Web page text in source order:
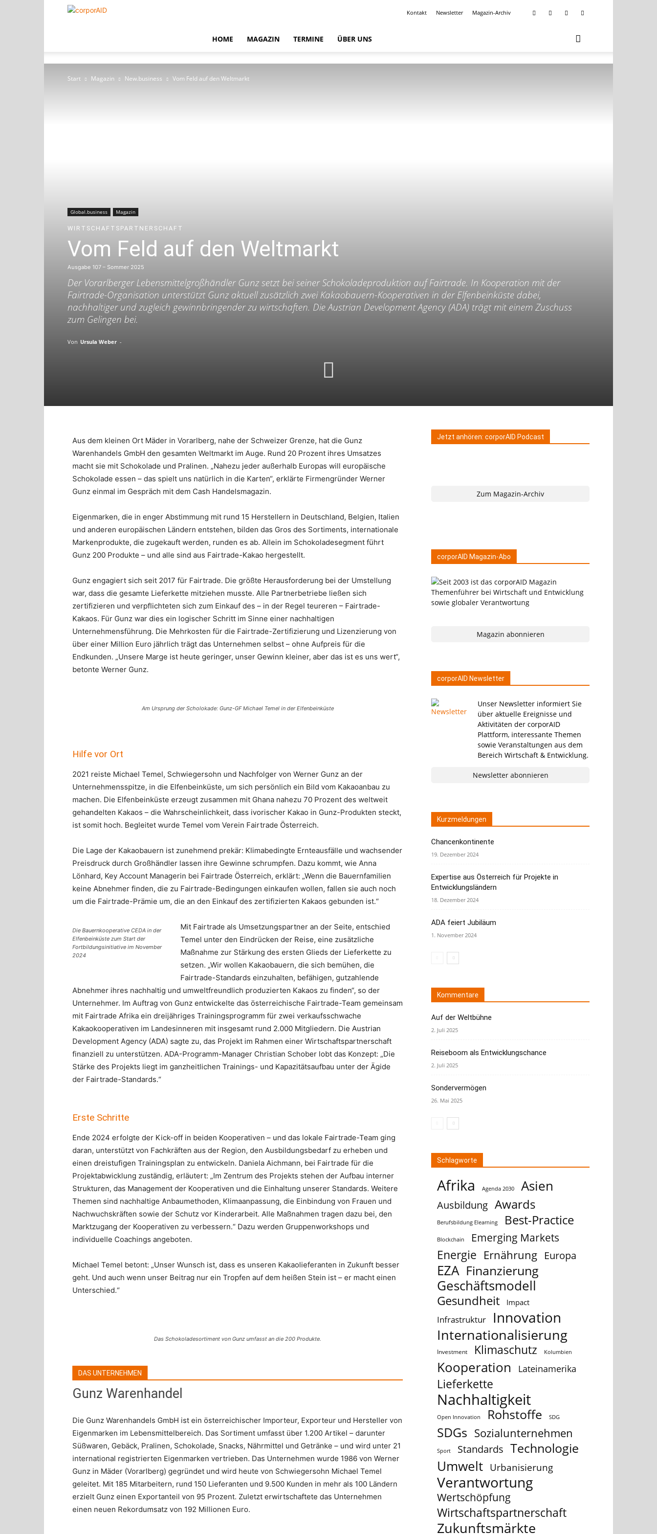
corporAID
Kontakt Newsletter Magazin-Archiv
HOME MAGAZIN TERMINE ÜBER UNS
Start Magazin New.business Vom Feld auf den Weltmarkt
Global.business Magazin
WIRTSCHAFTSPARTNERSCHAFT
Vom Feld auf den Weltmarkt
Ausgabe 107 – Sommer 2025
Der Vorarlberger Lebensmittelgroßhändler Gunz setzt bei seiner Schokoladeproduktion auf Fairtrade. In Kooperation mit der
Fairtrade-Organisation unterstützt Gunz aktuell zusätzlich zwei Kakaobauern-Kooperativen in der Elfenbeinküste dabei,
nachhaltiger und zugleich gewinnbringender zu wirtschaften. Die Austrian Development Agency (ADA) trägt mit einem Zuschuss
zum Gelingen bei.
Von Ursula Weber -
Aus dem kleinen Ort Mäder in Vorarlberg, nahe der Schweizer Grenze, hat die Gunz
Warenhandels GmbH den gesamten Weltmarkt im Auge. Rund 20 Prozent ihres Umsatzes
macht sie mit Schokolade und Pralinen. „Nahezu jeder außerhalb Europas will europäische
Schokolade essen – das spielt uns natürlich in die Karten“, erklärte Firmengründer Werner
Gunz einmal im Gespräch mit dem Cash Handelsmagazin.
Eigenmarken, die in enger Abstimmung mit rund 15 Herstellern in Deutschland, Belgien, Italien
und anderen europäischen Ländern entstehen, bilden das Gros des Sortiments, internationale
Markenprodukte, die zugekauft werden, runden es ab. Allein im Schokoladesegment führt
Gunz 200 Produkte – und alle sind aus Fairtrade-Kakao hergestellt.
Gunz engagiert sich seit 2017 für Fairtrade. Die größte Herausforderung bei der Umstellung
war, dass die gesamte Lieferkette mitziehen musste. Alle Partnerbetriebe ließen sich
zertifizieren und verpflichteten sich zum Einkauf des – in der Regel teureren – Fairtrade-
Kakaos. Für Gunz war dies ein logischer Schritt im Sinne einer nachhaltigen
Unternehmensführung. Die Mehrkosten für die Fairtrade-Zertifizierung und Lizenzierung von
über einer Million Euro jährlich trägt das Unternehmen selbst – ohne Aufpreis für die
Endkunden. „Unsere Marge ist heute geringer, unser Gewinn kleiner, aber das ist es uns wert“,
betonte Werner Gunz.
Am Ursprung der Scholokade: Gunz-GF Michael Temel in der Elfenbeinküste
Hilfe vor Ort
2021 reiste Michael Temel, Schwiegersohn und Nachfolger von Werner Gunz an der
Unternehmensspitze, in die Elfenbeinküste, um sich persönlich ein Bild vom Kakaoanbau zu
machen. Die Elfenbeinküste erzeugt zusammen mit Ghana nahezu 70 Prozent des weltweit
gehandelten Kakaos – die Wahrscheinlichkeit, dass ivorischer Kakao in Gunz-Produkten steckt,
ist somit hoch. Begleitet wurde Temel vom Verein Fairtrade Österreich.
Die Lage der Kakaobauern ist zunehmend prekär: Klimabedingte Ernteausfälle und wachsender
Preisdruck durch Großhändler lassen ihre Gewinne schrumpfen. Dazu kommt, wie Anna
Lönhard, Key Account Managerin bei Fairtrade Österreich, erklärt: „Wenn die Bauernfamilien
keine Abnehmer finden, die zu Fairtrade-Bedingungen einkaufen wollen, fallen sie auch noch
um die Fairtrade-Prämie um, die an den Einkauf des zertifizierten Kakaos gebunden ist.“
Die Bauernkooperative CEDA in der
Elfenbeinküste zum Start der
Fortbildungsinitiative im November
2024
Mit Fairtrade als Umsetzungspartner an der Seite, entschied
Temel unter den Eindrücken der Reise, eine zusätzliche
Maßnahme zur Stärkung des ersten Glieds der Lieferkette zu
setzen. „Wir wollen Kakaobauern, die sich bemühen, die
Fairtrade-Standards einzuhalten, befähigen, gutzahlende
Abnehmer ihres nachhaltig und umweltfreundlich produzierten Kakaos zu finden“, so der
Unternehmer. Im Auftrag von Gunz entwickelte das österreichische Fairtrade-Team gemeinsam
mit Fairtrade Afrika ein dreijähriges Trainingsprogramm für zwei verkaufsschwache
Kakaokooperativen im Landesinneren mit insgesamt rund 2.000 Mitgliedern. Die Austrian
Development Agency (ADA) sagte zu, das Projekt im Rahmen einer Wirtschaftspartnerschaft
finanziell zu unterstützen. ADA-Programm-Manager Christian Schober lobt das Konzept: „Die
Stärke des Projekts liegt im ganzheitlichen Trainings- und Kapazitätsaufbau unter der Ägide
der Fairtrade-Standards.“
Erste Schritte
Ende 2024 erfolgte der Kick-off in beiden Kooperativen – und das lokale Fairtrade-Team ging
daran, unterstützt von Fachkräften aus der Region, den Ausbildungsbedarf zu erheben und
einen dreistufigen Trainingsplan zu entwickeln. Daniela Aichmann, bei Fairtrade für die
Projektabwicklung zuständig, erläutert: „Im Zentrum des Projekts stehen der Aufbau interner
Strukturen, das Management der Kooperativen und die Einhaltung unserer Standards. Weitere
Themen sind nachhaltige Anbaumethoden, Klimaanpassung, die Einbindung von Frauen und
Nachwuchskräften sowie der Schutz vor Kinderarbeit. Alle Maßnahmen tragen dazu bei, den
Marktzugang der Kooperativen zu verbessern.“ Dazu werden Gruppenworkshops und
individuelle Coachings angeboten.
Michael Temel betont: „Unser Wunsch ist, dass es unseren Kakaolieferanten in Zukunft besser
geht. Und auch wenn unser Beitrag nur ein Tropfen auf dem heißen Stein ist – er macht einen
Unterschied.“
Das Schokoladesortiment von Gunz umfasst an die 200 Produkte.
DAS UNTERNEHMEN
Gunz Warenhandel
Die Gunz Warenhandels GmbH ist ein österreichischer Importeur, Exporteur und Hersteller von
Eigenmarken im Lebensmittelbereich. Das Sortiment umfasst über 1.200 Artikel – darunter
Süßwaren, Gebäck, Pralinen, Schokolade, Snacks, Nährmittel und Getränke – und wird unter 21
international registrierten Eigenmarken vertrieben. Das Unternehmen wurde 1986 von Werner
Gunz in Mäder (Vorarlberg) gegründet und wird heute von Schwiegersohn Michael Temel
geleitet. Mit 185 Mitarbeitern, rund 150 Lieferanten und 9.500 Kunden in mehr als 100 Ländern
erzielt Gunz einen Exportanteil von 95 Prozent. Zuletzt erwirtschaftete das Unternehmen
einen neuen Rekordumsatz von 192 Millionen Euro.
Jetzt anhören: corporAID Podcast
Zum Magazin-Archiv
corporAID Magazin-Abo
Magazin abonnieren
corporAID Newsletter
Unser Newsletter informiert Sie
über aktuelle Ereignisse und
Aktivitäten der corporAID
Plattform, interessante Themen
sowie Veranstaltungen aus dem
Bereich Wirtschaft & Entwicklung.
Newsletter abonnieren
Kurzmeldungen
Chancenkontinente
19. Dezember 2024
Expertise aus Österreich für Projekte in
Entwicklungsländern
18. Dezember 2024
ADA feiert Jubiläum
1. November 2024
Kommentare
Auf der Weltbühne
2. Juli 2025
Reiseboom als Entwicklungschance
2. Juli 2025
Sondervermögen
26. Mai 2025
Schlagworte
Afrika Agenda 2030 Asien
Ausbildung Awards
Berufsbildung Elearning Best-Practice
Blockchain Emerging Markets
Energie Ernährung Europa
EZA Finanzierung
Geschäftsmodell
Gesundheit Impact
Infrastruktur Innovation
Internationalisierung
Investment Klimaschutz Kolumbien
Kooperation Lateinamerika
Lieferkette
Nachhaltigkeit
Open Innovation Rohstoffe SDG
SDGs Sozialunternehmen
Sport Standards Technologie
Umwelt Urbanisierung
Verantwortung
Wertschöpfung
Wirtschaftspartnerschaft
Zukunftsmärkte